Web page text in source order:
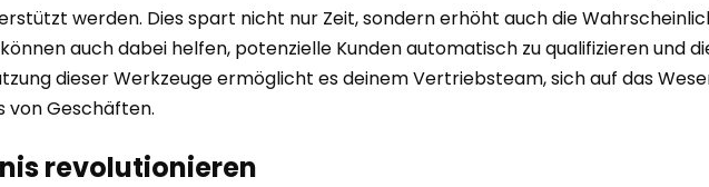
werden. Dies spart nicht nur Zeit, sondern erhöht auch die
auch dabei helfen, potenzielle Kunden automatisch zu qualifizieren und
dieser Werkzeuge ermöglicht es deinem Vertriebsteam, sich auf das
von Geschäften.
revolutionieren